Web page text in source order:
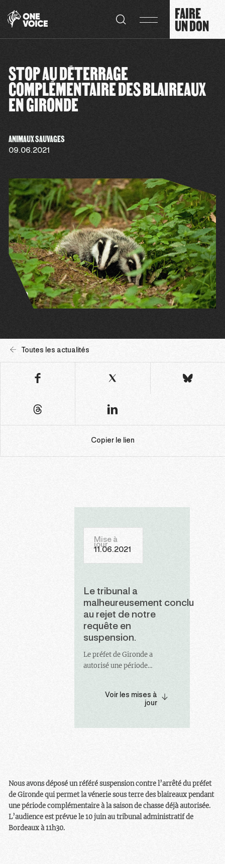
FAIRE
UN DON
STOP AU DÉTERRAGE
COMPLÉMENTAIRE DES BLAIREAUX
EN GIRONDE
ANIMAUX SAUVAGES
09.06.2021
Toutes les actualités
Copier le lien
Mise à
jour
11.06.2021
Le tribunal a
malheureusement conclu
au rejet de notre
requête en
suspension.
Le préfet de Gironde a
autorisé une période
blaireaux du 15 mai 2021
fournies par la Fédération
départementale des
chasseurs. Or ces données
sont insuffisantes et
Voir les mises à
jour
Nous avons déposé un référé suspension contre l’arrêté du préfet
de Gironde qui permet la vénerie sous terre des blaireaux pendant
une période complémentaire à la saison de chasse déjà autorisée.
L’audience est prévue le 10 juin au tribunal administratif de
Bordeaux à 11h30.